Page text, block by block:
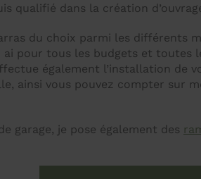
qualifié dans la création
du choix parmi les différents
ai pour tous les budgets et toutes
également l’installation de
ainsi vous pouvez compter sur
garage, je pose également des